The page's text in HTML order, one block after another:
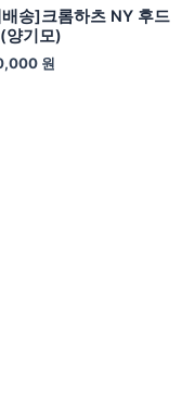
송]크롬하츠 NY 후드
양기모)
원